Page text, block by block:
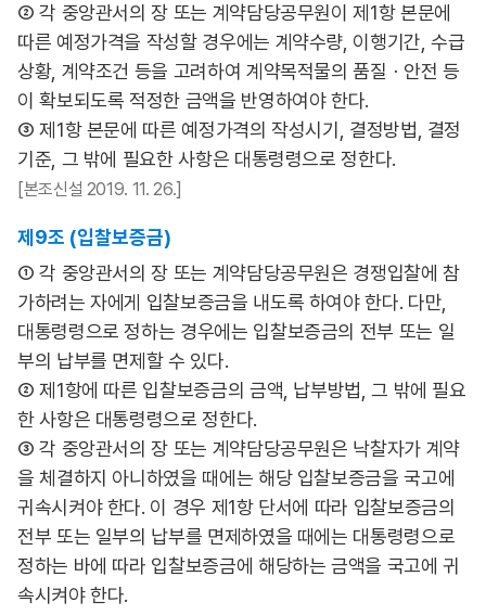
② 각 중앙관서의 장 또는 계약담당공무원이 제1항 본문에
따른 예정가격을 작성할 경우에는 계약수량, 이행기간, 수급
상황, 계약조건 등을 고려하여 계약목적물의 품질ㆍ안전 등
이 확보되도록 적정한 금액을 반영하여야 한다.
③ 제1항 본문에 따른 예정가격의 작성시기, 결정방법, 결정
기준, 그 밖에 필요한 사항은 대통령령으로 정한다.
[본조신설 2019. 11. 26.]
제9조 (입찰보증금)
① 각 중앙관서의 장 또는 계약담당공무원은 경쟁입찰에 참
가하려는 자에게 입찰보증금을 내도록 하여야 한다. 다만,
대통령령으로 정하는 경우에는 입찰보증금의 전부 또는 일
부의 납부를 면제할 수 있다.
② 제1항에 따른 입찰보증금의 금액, 납부방법, 그 밖에 필요
한 사항은 대통령령으로 정한다.
③ 각 중앙관서의 장 또는 계약담당공무원은 낙찰자가 계약
을 체결하지 아니하였을 때에는 해당 입찰보증금을 국고에
귀속시켜야 한다. 이 경우 제1항 단서에 따라 입찰보증금의
전부 또는 일부의 납부를 면제하였을 때에는 대통령령으로
정하는 바에 따라 입찰보증금에 해당하는 금액을 국고에 귀
속시켜야 한다.